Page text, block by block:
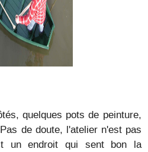
quelques pots de peinture,
de doute, l'atelier n'est pas
un endroit qui sent bon la